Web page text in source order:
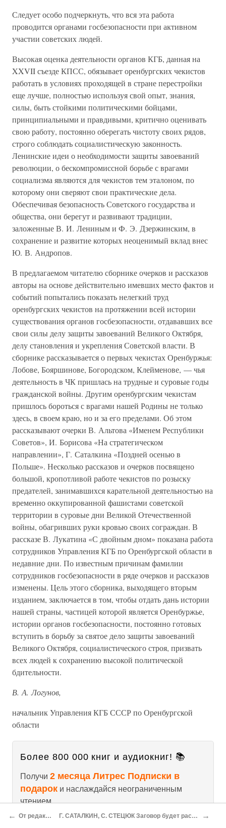
Следует особо подчеркнуть, что вся эта работа
проводится органами госбезопасности при активном
участии советских людей.
Высокая оценка деятельности органов КГБ, данная на
XXVII съезде КПСС, обязывает оренбургских чекистов
работать в условиях проходящей в стране перестройки
еще лучше, полностью используя свой опыт, знания,
силы, быть стойкими политическими бойцами,
принципиальными и правдивыми, критично оценивать
свою работу, постоянно оберегать чистоту своих рядов,
строго соблюдать социалистическую законность.
Ленинские идеи о необходимости защиты завоеваний
революции, о бескомпромиссной борьбе с врагами
социализма являются для чекистов тем эталоном, по
которому они сверяют свои практические дела.
Обеспечивая безопасность Советского государства и
общества, они берегут и развивают традиции,
заложенные В. И. Лениным и Ф. Э. Дзержинским, в
сохранение и развитие которых неоценимый вклад внес
Ю. В. Андропов.
В предлагаемом читателю сборнике очерков и рассказов
авторы на основе действительно имевших место фактов и
событий попытались показать нелегкий труд
оренбургских чекистов на протяжении всей истории
существования органов госбезопасности, отдававших все
свои силы делу защиты завоеваний Великого Октября,
делу становления и укрепления Советской власти. В
сборнике рассказывается о первых чекистах Оренбуржья:
Лобове, Бояршинове, Богородском, Клейменове, — чья
деятельность в ЧК пришлась на трудные и суровые годы
гражданской войны. Другим оренбургским чекистам
пришлось бороться с врагами нашей Родины не только
здесь, в своем краю, но и за его пределами. Об этом
рассказывают очерки В. Альтова «Именем Республики
Советов», И. Борисова «На стратегическом
направлении», Г. Саталкина «Поздней осенью в
Польше». Несколько рассказов и очерков посвящено
большой, кропотливой работе чекистов по розыску
предателей, занимавшихся карательной деятельностью на
временно оккупированной фашистами советской
территории в суровые дни Великой Отечественной
войны, обагривших руки кровью своих сограждан. В
рассказе В. Лукатина «С двойным дном» показана работа
сотрудников Управления КГБ по Оренбургской области в
недавние дни. По известным причинам фамилии
сотрудников госбезопасности в ряде очерков и рассказов
изменены. Цель этого сборника, выходящего вторым
изданием, заключается в том, чтобы отдать дань истории
нашей страны, частицей которой является Оренбуржье,
истории органов госбезопасности, постоянно готовых
вступить в борьбу за святое дело защиты завоеваний
Великого Октября, социалистического строя, призвать
всех людей к сохранению высокой политической
бдительности.
В. А. Логунов,
начальник Управления КГБ СССР по Оренбургской
области
Более 800 000 книг и аудиокниг! 📚
Получи 2 месяца Литрес Подписки в
подарок и наслаждайся неограниченным
чтением
← От редакции Г. САТАЛКИН, С. СТЕЦЮК Заговор будет раскрыт →